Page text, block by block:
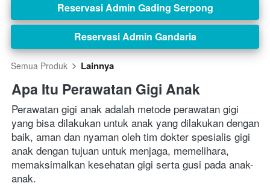
`Reservasi Admin Gading Serpong
`Reservasi Admin Gandaria
Semua Produk Lainnya
Apa Itu Perawatan Gigi Anak
Perawatan gigi anak adalah metode perawatan gigi
yang bisa dilakukan untuk anak yang dilakukan dengan
baik, aman dan nyaman oleh tim dokter spesialis gigi
anak dengan tujuan untuk menjaga, memelihara,
memaksimalkan kesehatan gigi serta gusi pada anak-
anak.